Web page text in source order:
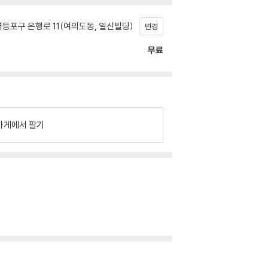
포구 은행로 11(여의도동, 일신빌딩) 변경
무료
게에서 팔기